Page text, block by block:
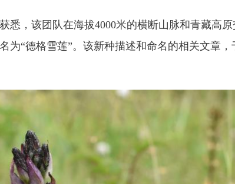
，该团队在海拔4000米的横断山脉和青藏高原
“德格雪莲”。该新种描述和命名的相关文章，